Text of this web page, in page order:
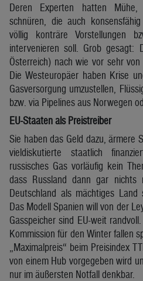
Deren Experten hatten Mühe,
schnüren, die auch
völlig konträre Vorstellungen
intervenieren soll. Grob gesagt:
Österreich) nach wie vor sehr von
Die Westeuropäer haben Krise
Gasversorgung umzustellen,
bzw. via Pipelines aus Norwegen
EU-Staaten als Preistreiber
Sie haben das Geld dazu, ärmere
vieldiskutierte staatlich
russisches Gas vorläufig kein
dass Russland dann gar nichts
Deutschland als mächtiges Land
Das Modell Spanien will von der
Gasspeicher sind EU-weit
Kommission für den Winter fallen
„Maximalpreis“ beim Preisindex
von einem Hub vorgegeben wird
nur im äußersten Notfall denkbar.